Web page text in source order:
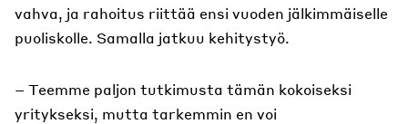
vahva, ja rahoitus riittää ensi vuoden jälkimmäiselle
puoliskolle. Samalla jatkuu kehitystyö.
– Teemme paljon tutkimusta tämän kokoiseksi
yritykseksi, mutta tarkemmin en voi